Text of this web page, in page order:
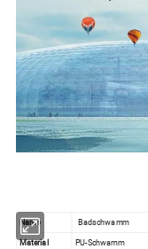
Name
Badschwamm
Material
PU-Schwamm